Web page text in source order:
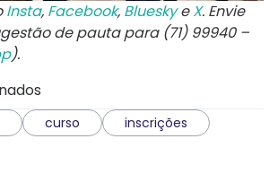
Insta, Facebook, BlueskyeX. Envie
de pauta para (71) 99940 –
).
curso
inscrições